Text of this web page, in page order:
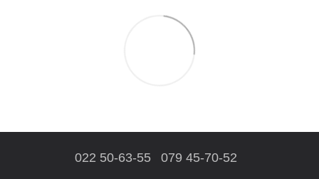
022 50-63-55 079 45-70-52